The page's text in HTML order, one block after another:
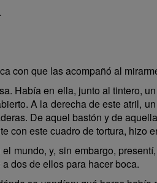
con que las acompañó al
Había en ella, junto al tintero,
A la derecha de este atril,
De aquel bastón y de
con este cuadro de tortura, hizo
mundo, y, sin embargo,
dos de ellos para hacer boca.